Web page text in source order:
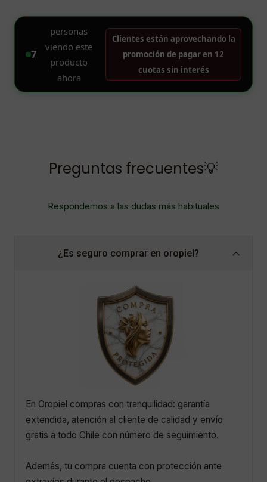
Preguntas frecuentes💡
Respondemos a las dudas más habituales
¿Es seguro comprar en oropiel?
En Oropiel compras con tranquilidad: garantía
extendida, atención al cliente de calidad y envío
gratis a todo Chile con número de seguimiento.
Además, tu compra cuenta con protección ante